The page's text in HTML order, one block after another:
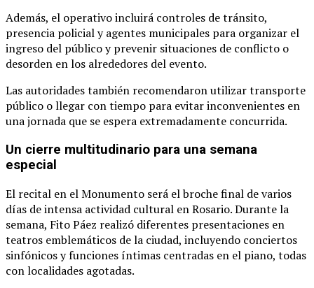
Además, el operativoincluirá controles detránsito,
presencia policialyagentes municipales para organizar el
ingreso del públicoyprevenir situaciones de conflicto o
desorden enlos alrededores del evento.
Las autoridadestambién recomendaronutilizartransporte
público ollegar contiempo para evitarinconvenientes en
unajornada que se espera extremadamente concurrida.
Un cierre multitudinario para una semana
especial
El recital en elMonumento será elbrochefinal devarios
días deintensa actividad cultural enRosario.Durantela
semana, Fito Páez realizó diferentes presentaciones en
teatros emblemáticos dela ciudad, incluyendo conciertos
sinfónicosyfunciones íntimas centradas en el piano, todas
conlocalidades agotadas.